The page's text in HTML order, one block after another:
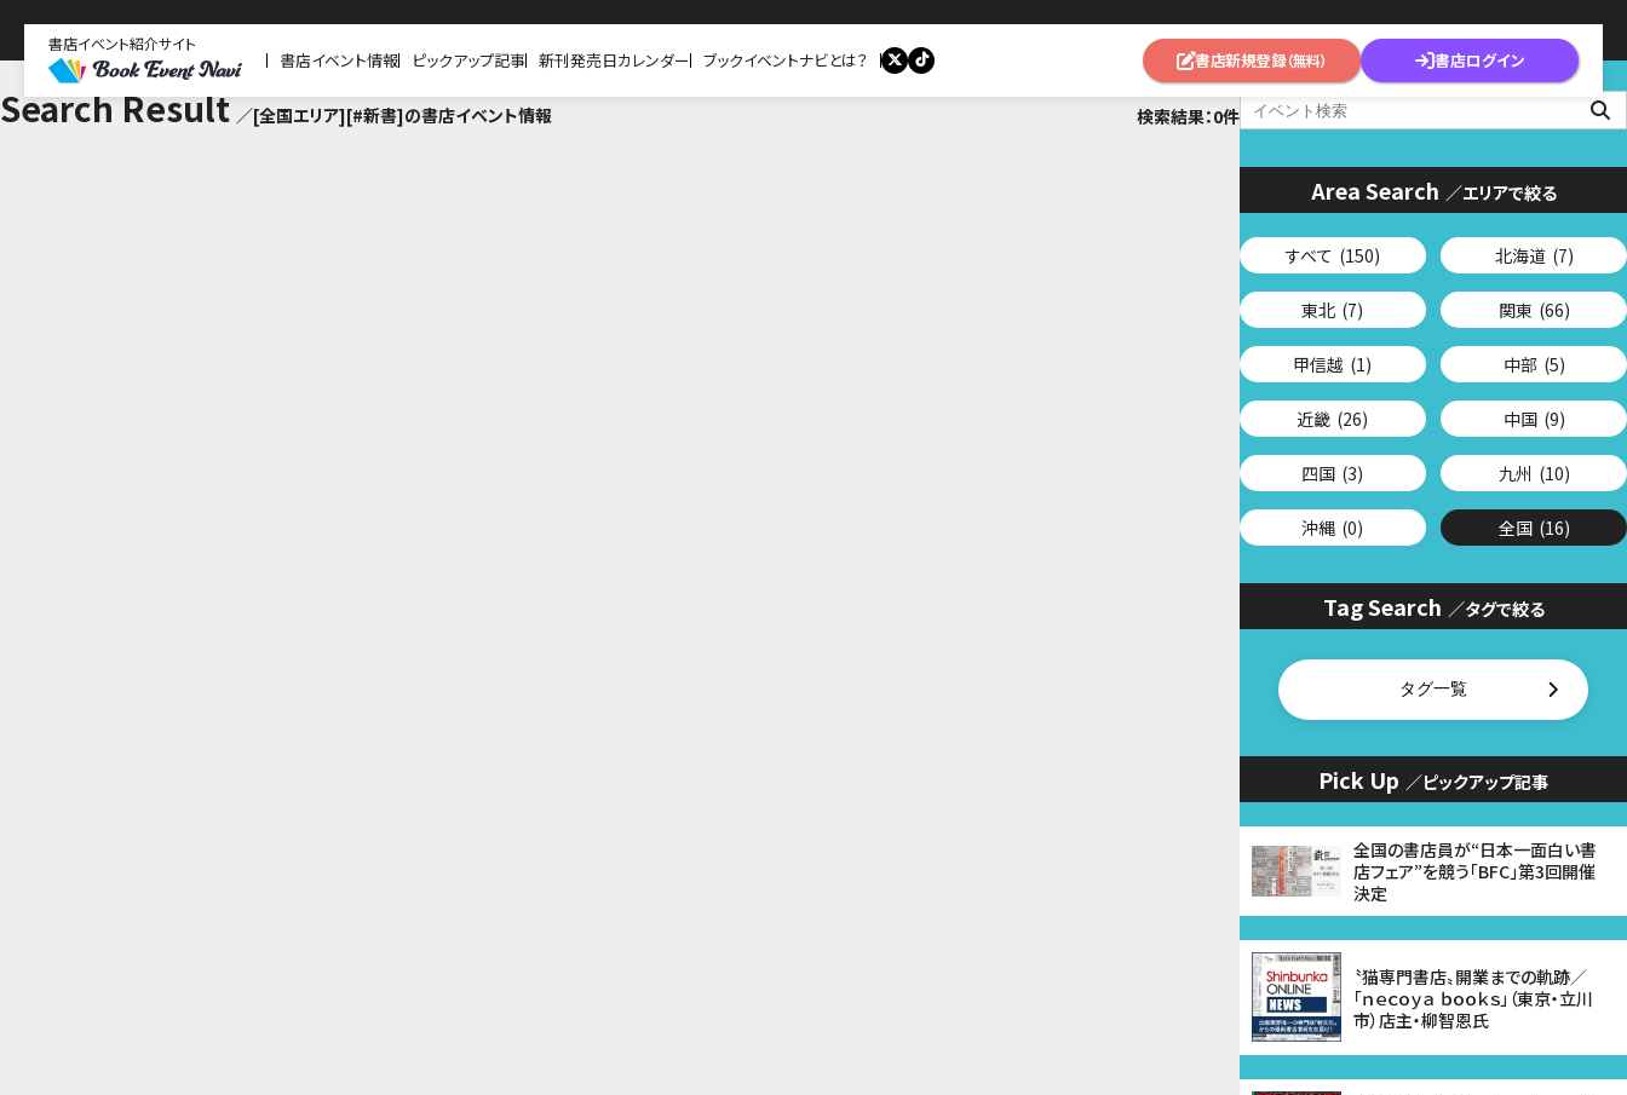
書店イベント紹介サイト
書店イベント情報 ピックアップ記事 新刊発売日カレンダー ブックイベントナビとは？ 書店新規登録（無料） 書店ログイン
Search Result ／[全国エリア][#新書]の書店イベント情報 検索結果：0件
Area Search ／エリアで絞る
すべて (150) 北海道 (7)
東北 (7) 関東 (66)
甲信越 (1) 中部 (5)
近畿 (26) 中国 (9)
四国 (3) 九州 (10)
沖縄 (0) 全国 (16)
Tag Search ／タグで絞る
タグ一覧
Pick Up ／ピックアップ記事
全国の書店員が“日本一面白い書
店フェア”を競う「BFC」第3回開催
決定
〝猫専門書店〟開業までの軌跡／
「ｎｅｃｏｙａ ｂｏｏｋｓ」（東京・立川
市）店主・柳智恩氏